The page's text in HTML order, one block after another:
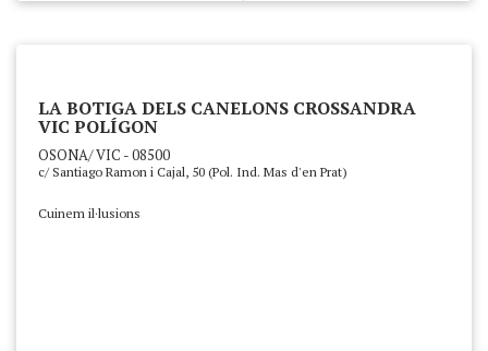
LA BOTIGA DELS CANELONS CROSSANDRA
VIC POLÍGON
OSONA/ VIC - 08500
c/ Santiago Ramon i Cajal, 50 (Pol. Ind. Mas d'en Prat)
Cuinem il·lusions